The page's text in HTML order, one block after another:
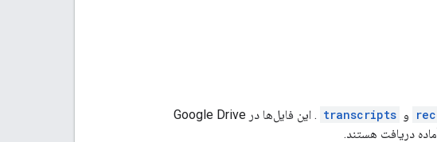
و transcripts . این فایل‌ها در Google Drive
دریافت هستند.